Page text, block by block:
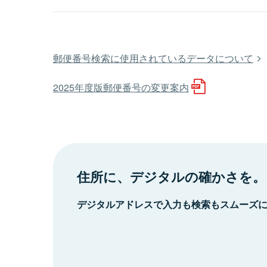
郵便番号検索に使用されているデータについて
2025年度版郵便番号の変更案内
住所に、デジタルの確かさを。
デジタルアドレスで入力も検索もスムーズ